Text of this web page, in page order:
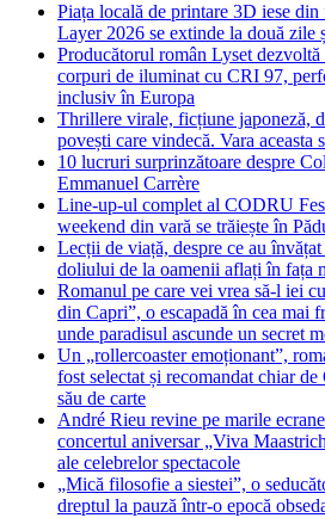
Piața locală de printare 3D iese
Layer 2026 se extinde la două zile
Producătorul român Lyset
corpuri de iluminat cu CRI 97,
inclusiv în Europa
Thrillere virale, ficțiune japoneză,
povești care vindecă. Vara aceasta
10 lucruri surprinzătoare despre
Emmanuel Carrère
Line-up-ul complet al CODRU
weekend din vară se trăiește în
Lecții de viață, despre ce au
doliului de la oamenii aflați în fața
Romanul pe care vei vrea să-l iei
din Capri”, o escapadă în cea mai
unde paradisul ascunde un secret
Un „rollercoaster emoționant”,
fost selectat și recomandat chiar
său de carte
André Rieu revine pe marile
concertul aniversar „Viva
ale celebrelor spectacole
„Mică filosofie a siestei”, o
dreptul la pauză într-o epocă